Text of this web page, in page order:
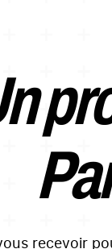
recevoir